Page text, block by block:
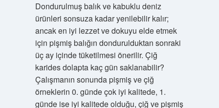
Dondurulmuş balık ve kabuklu deniz
ürünleri sonsuza kadar yenilebilir kalır;
ancak en iyi lezzet ve dokuyu elde etmek
için pişmiş balığın dondurulduktan sonraki
üç ay içinde tüketilmesi önerilir. Çiğ
karides dolapta kaç gün saklanabilir?
Çalışmanın sonunda pişmiş ve çiğ
örneklerin 0. günde çok iyi kalitede, 1.
günde ise iyi kalitede olduğu, çiğ ve pişmiş